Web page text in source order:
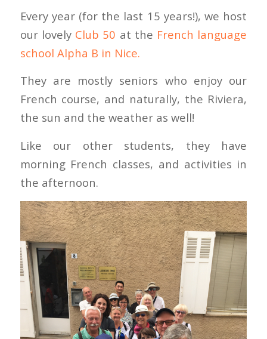
Every year (for the last 15 years!), we host
our lovely Club 50 at the French language
school Alpha B in Nice.
They are mostly seniors who enjoy our
French course, and naturally, the Riviera,
the sun and the weather as well!
Like our other students, they have
morning French classes, and activities in
the afternoon.